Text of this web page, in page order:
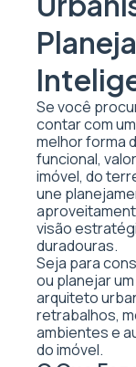
Se você
contar com
melhor forma
funcional,
imóvel, do
une
visão
duradouras.
Seja para
ou planejar
arquiteto
retrabalhos,
ambientes e
do imóvel.